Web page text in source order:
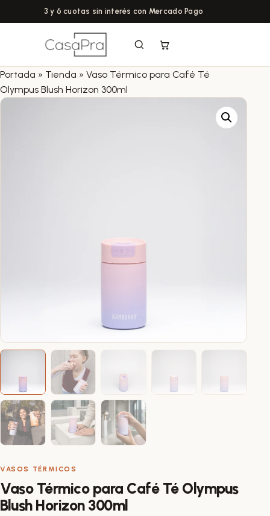
3 y 6 cuotas sin interés con Mercado Pago
Portada » Tienda » Vaso Térmico para Café Té
Olympus Blush Horizon 300ml
VASOS TÉRMICOS
Vaso Térmico para Café Té Olympus
Blush Horizon 300ml